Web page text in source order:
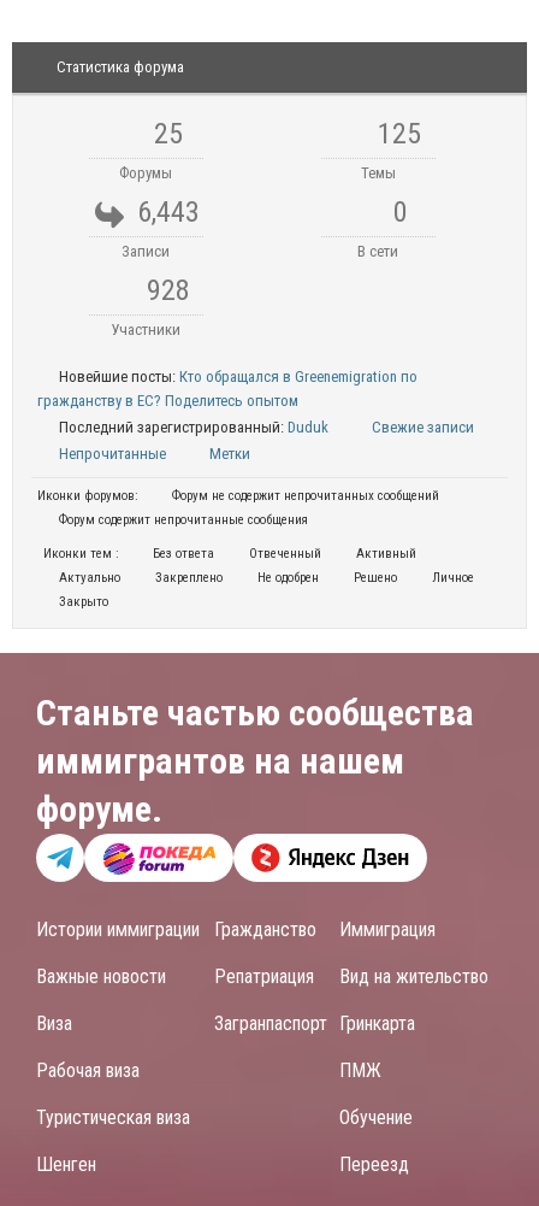
Статистика форума
25
Форумы
125
Темы
6,443
Записи
0
В сети
928
Участники
Новейшие посты: Кто обращался в Greenemigration по
гражданству в ЕС? Поделитесь опытом
Последний зарегистрированный: Duduk
Свежие записи
Непрочитанные
Метки
Иконки форумов:
Форум не содержит непрочитанных сообщений
Форум содержит непрочитанные сообщения
Иконки тем : Без ответа Отвеченный
Активный
Актуально
Закреплено Не одобрен Решено
Личное
Закрыто
Станьте частью сообщества
иммигрантов на нашем
форуме.
Истории иммиграции
Важные новости
Виза
Рабочая виза
Туристическая виза
Шенген
Гражданство
Репатриация
Загранпаспорт
Иммиграция
Вид на жительство
Гринкарта
ПМЖ
Обучение
Переезд